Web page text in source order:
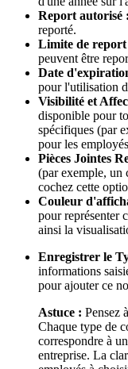
Report autorisé :
reporté.
Limite de report
peuvent être
Date
pour l'utilisation
Visibilité et
disponible pour
spécifiques (par
pour les
Pièces Jointes
(par exemple, un
cochez cette
Couleur
pour représenter
ainsi la
Enregistrer le
informations
pour ajouter ce
Astuce : Pensez
Chaque type de
correspondre à
entreprise. La